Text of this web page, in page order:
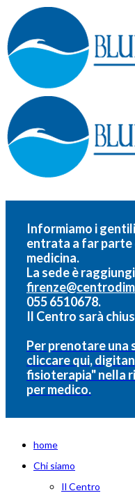
Informiamo i
entrata a far parte
medicina.
La sede è
055 6510678.
Il Centro sarà
Per prenotare
cliccare qui,
fisioterapia" nella
per medico.
home
Chi siamo
Il Centro